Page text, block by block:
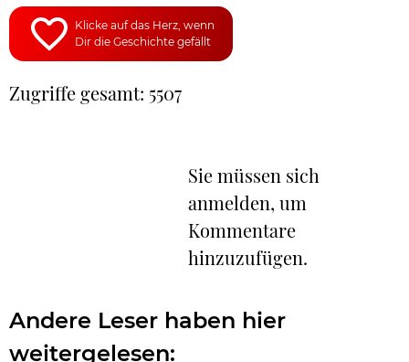
Klicke auf das Herz, wenn
Dir die Geschichte gefällt
Zugriffe gesamt: 5507
Sie müssen sich
anmelden, um
Kommentare
hinzuzufügen.
Andere Leser haben hier
weitergelesen: